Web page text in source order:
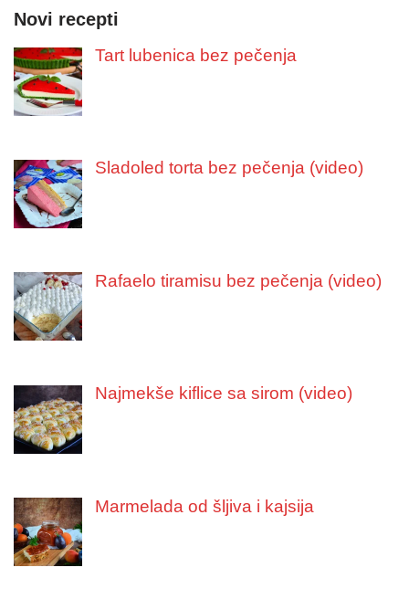
Novi recepti
Tart lubenica bez pečenja
Sladoled torta bez pečenja (video)
Rafaelo tiramisu bez pečenja (video)
Najmekše kiflice sa sirom (video)
Marmelada od šljiva i kajsija